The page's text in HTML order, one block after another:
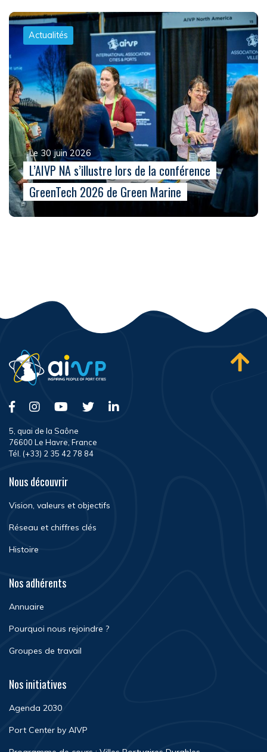
Actualités
Le 30 juin 2026
L’AIVP NA s’illustre lors de la conférence
GreenTech 2026 de Green Marine
5, quai de la Saône
76600 Le Havre, France
Tél. (+33) 2 35 42 78 84
Nous découvrir
Vision, valeurs et objectifs
Réseau et chiffres clés
Histoire
Nos adhérents
Annuaire
Pourquoi nous rejoindre ?
Groupes de travail
Nos initiatives
Agenda 2030
Port Center by AIVP